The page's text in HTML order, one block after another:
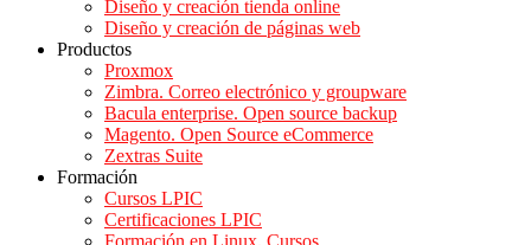
Diseño y creación tienda online
Diseño y creación de páginas web
Productos
Proxmox
Zimbra. Correo electrónico y groupware
Bacula enterprise. Open source backup
Magento. Open Source eCommerce
Zextras Suite
Formación
Cursos LPIC
Certificaciones LPIC
Formación en Linux. Cursos